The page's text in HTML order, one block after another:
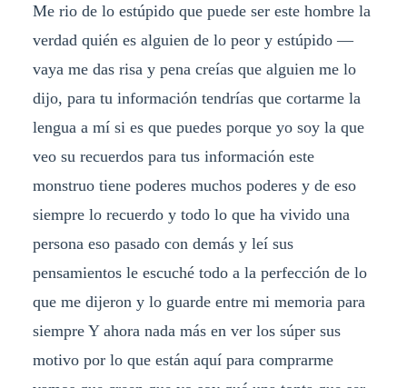
Me rio de lo estúpido que puede ser este hombre la
verdad quién es alguien de lo peor y estúpido —
vaya me das risa y pena creías que alguien me lo
dijo, para tu información tendrías que cortarme la
lengua a mí si es que puedes porque yo soy la que
veo su recuerdos para tus información este
monstruo tiene poderes muchos poderes y de eso
siempre lo recuerdo y todo lo que ha vivido una
persona eso pasado con demás y leí sus
pensamientos le escuché todo a la perfección de lo
que me dijeron y lo guarde entre mi memoria para
siempre Y ahora nada más en ver los súper sus
motivo por lo que están aquí para comprarme